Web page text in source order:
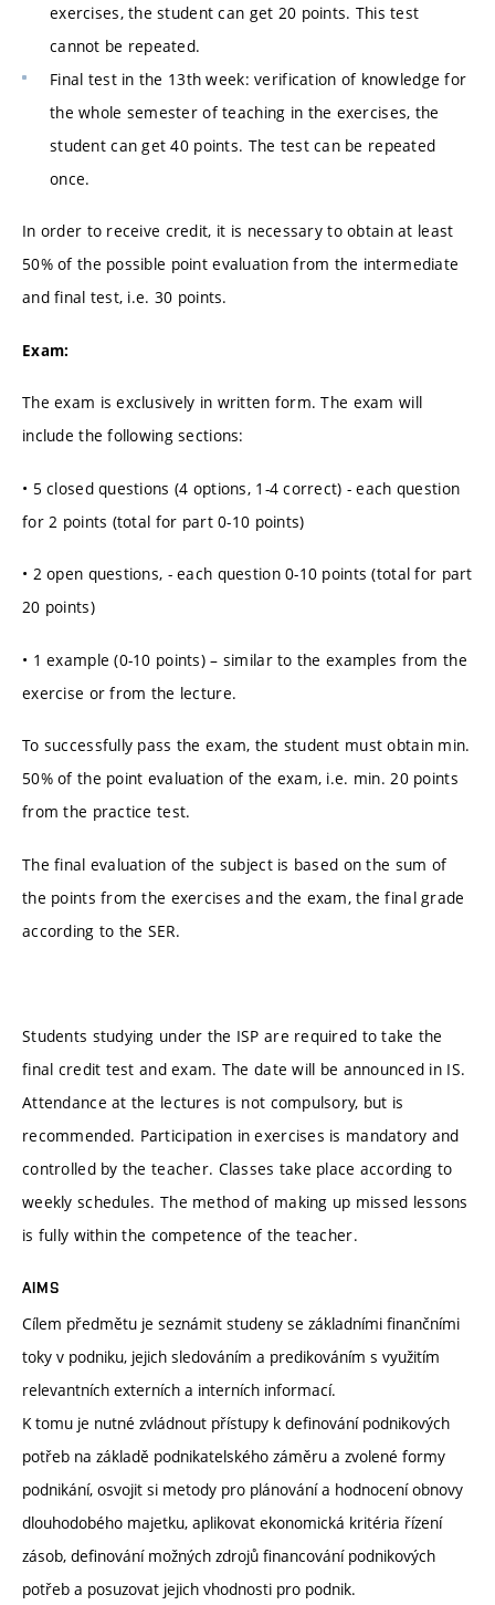
exercises, the student can get 20 points. This test
cannot be repeated.
Final test in the 13th week: verification of knowledge for
the whole semester of teaching in the exercises, the
student can get 40 points. The test can be repeated
once.
In order to receive credit, it is necessary to obtain at least
50% of the possible point evaluation from the intermediate
and final test, i.e. 30 points.
Exam:
The exam is exclusively in written form. The exam will
include the following sections:
• 5 closed questions (4 options, 1-4 correct) - each question
for 2 points (total for part 0-10 points)
• 2 open questions, - each question 0-10 points (total for part
20 points)
• 1 example (0-10 points) – similar to the examples from the
exercise or from the lecture.
To successfully pass the exam, the student must obtain min.
50% of the point evaluation of the exam, i.e. min. 20 points
from the practice test.
The final evaluation of the subject is based on the sum of
the points from the exercises and the exam, the final grade
according to the SER.
Students studying under the ISP are required to take the
final credit test and exam. The date will be announced in IS.
Attendance at the lectures is not compulsory, but is
recommended. Participation in exercises is mandatory and
controlled by the teacher. Classes take place according to
weekly schedules. The method of making up missed lessons
is fully within the competence of the teacher.
AIMS
Cílem předmětu je seznámit studeny se základními finančními
toky v podniku, jejich sledováním a predikováním s využitím
relevantních externích a interních informací.
K tomu je nutné zvládnout přístupy k definování podnikových
potřeb na základě podnikatelského záměru a zvolené formy
podnikání, osvojit si metody pro plánování a hodnocení obnovy
dlouhodobého majetku, aplikovat ekonomická kritéria řízení
zásob, definování možných zdrojů financování podnikových
potřeb a posuzovat jejich vhodnosti pro podnik.